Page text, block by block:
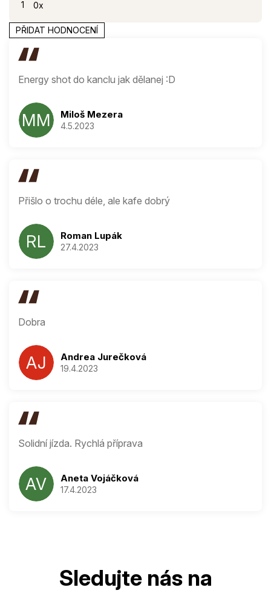
1
0x
PŘIDAT HODNOCENÍ
MM Miloš Mezera
4.5.2023
Energy shot do kanclu jak dělanej :D
RL Roman Lupák
27.4.2023
Přišlo o trochu déle, ale kafe dobrý
AJ Andrea Jurečková
19.4.2023
Dobra
AV Aneta Vojáčková
17.4.2023
Solidní jízda. Rychlá příprava